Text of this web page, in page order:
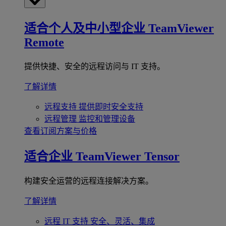
适合个人及中小型企业 TeamViewer
Remote
提供快捷、安全的远程访问与 IT 支持。
了解详情
远程支持 提供即时安全支持
远程管理 监控和管理设备
查看订阅方案与价格
适合企业 TeamViewer Tensor
构建安全运营的远程连接解决方案。
了解详情
远程 IT 支持 安全、灵活、集成